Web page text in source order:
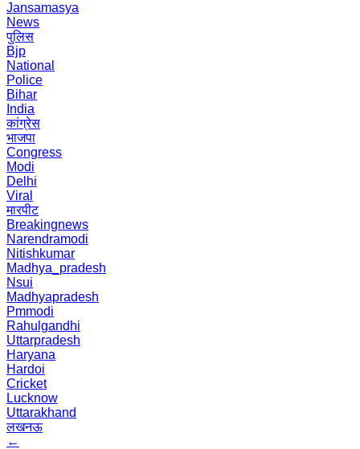
Jansamasya
News
पुलिस
Bjp
National
Police
Bihar
India
कांग्रेस
भाजपा
Congress
Modi
Delhi
Viral
मारपीट
Breakingnews
Narendramodi
Nitishkumar
Madhya_pradesh
Nsui
Madhyapradesh
Pmmodi
Rahulgandhi
Uttarpradesh
Haryana
Hardoi
Cricket
Lucknow
Uttarakhand
लखनऊ
←